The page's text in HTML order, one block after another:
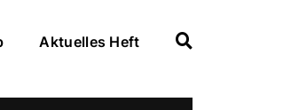
Aktuelles Heft